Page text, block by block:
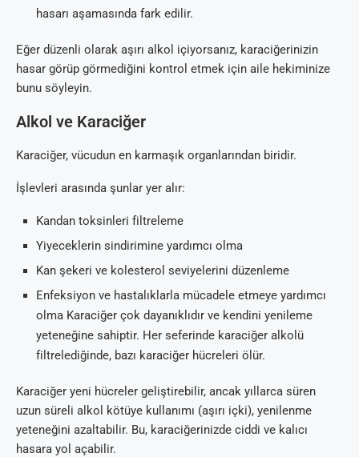
hasarı aşamasında fark edilir.
Eğer düzenli olarak aşırı alkol içiyorsanız, karaciğerinizin
hasar görüp görmediğini kontrol etmek için aile hekiminize
bunu söyleyin.
Alkol ve Karaciğer
Karaciğer, vücudun en karmaşık organlarından biridir.
İşlevleri arasında şunlar yer alır:
Kandan toksinleri filtreleme
Yiyeceklerin sindirimine yardımcı olma
Kan şekeri ve kolesterol seviyelerini düzenleme
Enfeksiyon ve hastalıklarla mücadele etmeye yardımcı
olma Karaciğer çok dayanıklıdır ve kendini yenileme
yeteneğine sahiptir. Her seferinde karaciğer alkolü
filtrelediğinde, bazı karaciğer hücreleri ölür.
Karaciğer yeni hücreler geliştirebilir, ancak yıllarca süren
uzun süreli alkol kötüye kullanımı (aşırı içki), yenilenme
yeteneğini azaltabilir. Bu, karaciğerinizde ciddi ve kalıcı
hasara yol açabilir.